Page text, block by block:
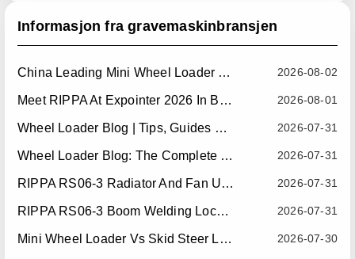
Informasjon fra gravemaskinbransjen
2026-08-02
China Leading Mini Wheel Loader Supplier: Reliable Compact Wheel Loaders For Global Markets
2026-08-01
Meet RIPPA At Expointer 2026 In Brazil
2026-07-31
Wheel Loader Blog | Tips, Guides & Attachments
2026-07-31
Wheel Loader Blog: The Complete Guide To Wheel Loaders For Construction, Agriculture, And Material Handling
2026-07-31
RIPPA RS06-3 Radiator And Fan Upgrade — Effective July 10, 2026
2026-07-31
RIPPA RS06-3 Boom Welding Locating Bar Optimization — Effective July 15, 2026
2026-07-30
Mini Wheel Loader Vs Skid Steer Loader: Which Compact Machine Is Better For Your Business?